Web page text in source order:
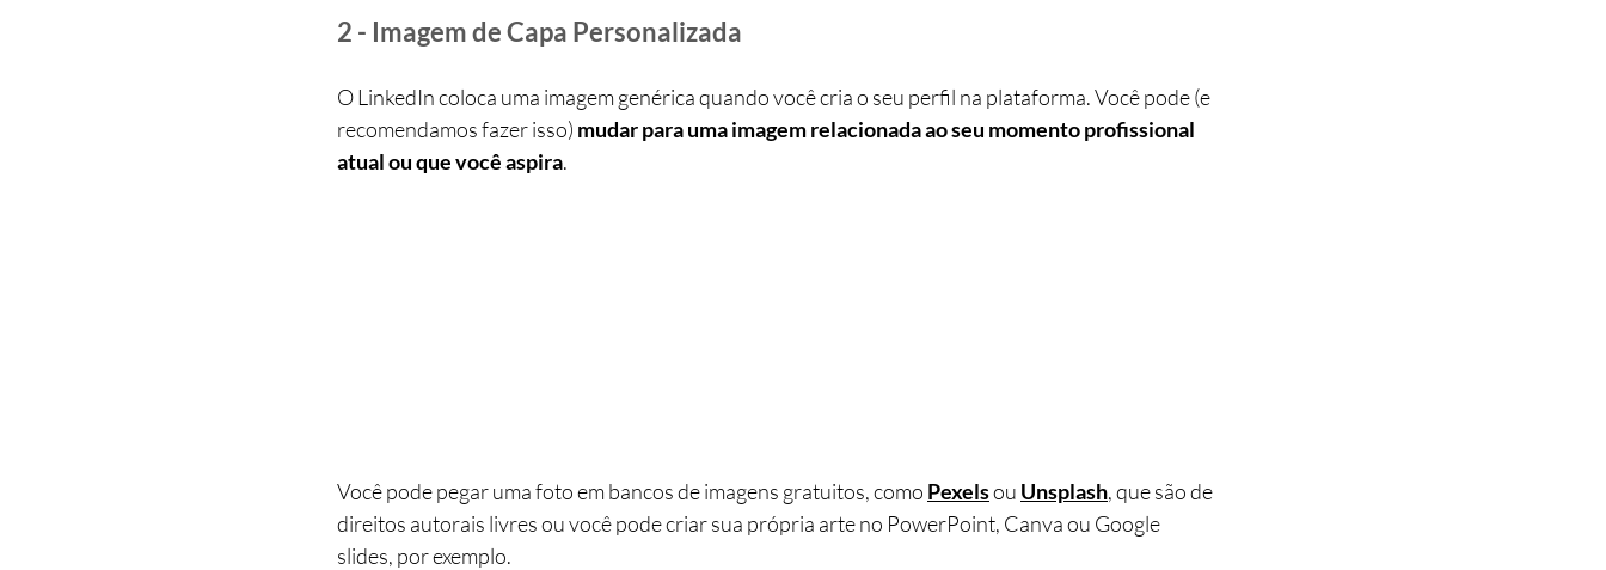
2 - Imagem de Capa Personalizada
O LinkedIn coloca uma imagem genérica quando você cria o seu perfil na plataforma. Você pode (e
recomendamos fazer isso) mudar para uma imagem relacionada ao seu momento profissional
atual ou que você aspira.
Você pode pegar uma foto em bancos de imagens gratuitos, como Pexels ou Unsplash, que são de
direitos autorais livres ou você pode criar sua própria arte no PowerPoint, Canva ou Google
slides, por exemplo.